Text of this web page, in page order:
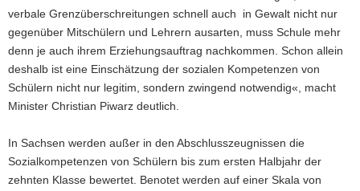
verbale Grenzüberschreitungen schnell auch in Gewalt nicht nur
gegenüber Mitschülern und Lehrern ausarten, muss Schule mehr
denn je auch ihrem Erziehungsauftrag nachkommen. Schon allein
deshalb ist eine Einschätzung der sozialen Kompetenzen von
Schülern nicht nur legitim, sondern zwingend notwendig«, macht
Minister Christian Piwarz deutlich.
In Sachsen werden außer in den Abschlusszeugnissen die
Sozialkompetenzen von Schülern bis zum ersten Halbjahr der
zehnten Klasse bewertet. Benotet werden auf einer Skala von